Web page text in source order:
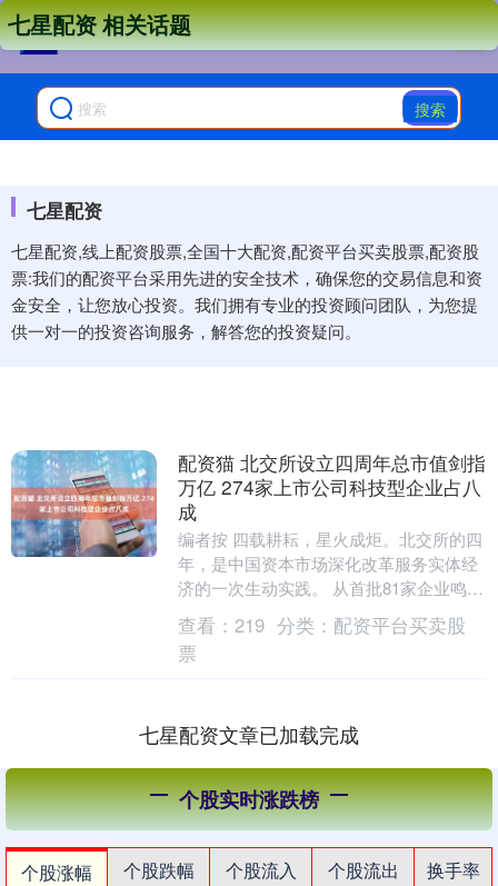
搜索
七星配资
七星配资,线上配资股票,全国十大配资,配资平台买卖股票,配资股
票:我们的配资平台采用先进的安全技术，确保您的交易信息和资
金安全，让您放心投资。我们拥有专业的投资顾问团队，为您提
供一对一的投资咨询服务，解答您的投资疑问。
七星配资 相关话题
配资猫 北交所设立四周年总市值剑指
万亿 274家上市公司科技型企业占八
成
编者按 四载耕耘，星火成炬。北交所的四
年，是中国资本市场深化改革服务实体经
济的一次生动实践。 从首批81家企业鸣钟
开市，到如今274家上市公司总市值逼近
万亿，从....
查看： 219 分类： 配资平台买卖股
票
七星配资文章已加载完成
个股实时涨跌榜
个股涨幅 个股跌幅 个股流入 个股流出
换手率